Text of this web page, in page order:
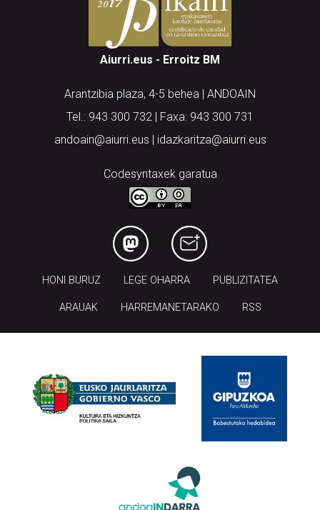
Aiurri.eus - Erroitz BM
Arantzibia plaza, 4-5 behea | ANDOAIN
Tel.: 943 300 732 | Faxa: 943 300 731
andoain@aiurri.eus | idazkaritza@aiurri.eus
Codesyntaxek garatua
HONI BURUZ LEGE OHARRA PUBLIZITATEA
ARAUAK HARREMANETARAKO RSS